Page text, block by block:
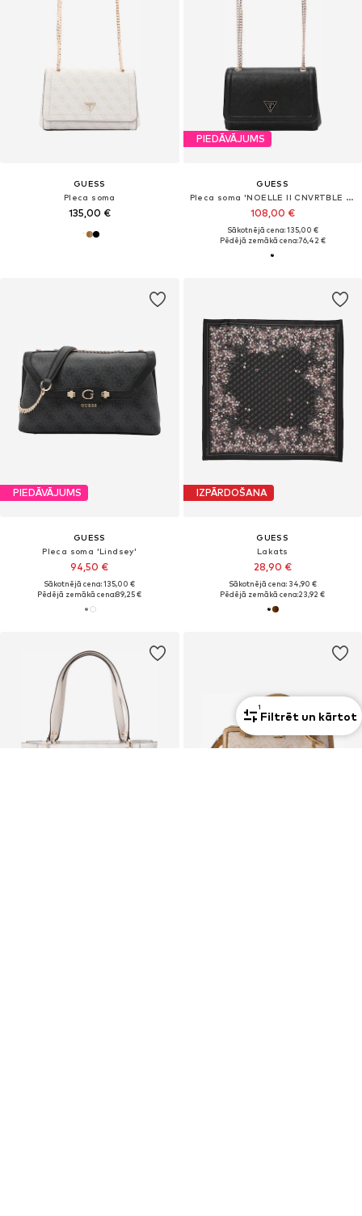
GUESS
Pleca soma
135,00 €
PIEDĀVĀJUMS
GUESS
Pleca soma 'NOELLE II CNVRTBLE XBODY FLAP'
108,00 €
Sākotnējā cena: 135,00 €
Pēdējā zemākā cena:76,42 €
PIEDĀVĀJUMS
GUESS
Pleca soma 'Lindsey'
94,50 €
Sākotnējā cena: 135,00 €
Pēdējā zemākā cena:89,25 €
IZPĀRDOŠANA
GUESS
Lakats
28,90 €
Sākotnējā cena: 34,90 €
Pēdējā zemākā cena:23,92 €
1
Filtrēt un kārtot